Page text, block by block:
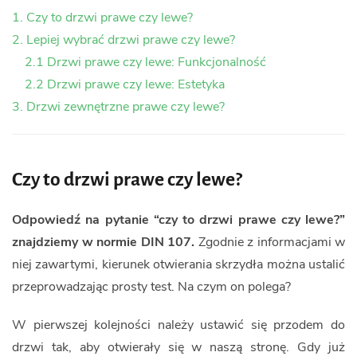
1. Czy to drzwi prawe czy lewe?
2. Lepiej wybrać drzwi prawe czy lewe?
2.1 Drzwi prawe czy lewe: Funkcjonalność
2.2 Drzwi prawe czy lewe: Estetyka
3. Drzwi zewnętrzne prawe czy lewe?
Czy to drzwi prawe czy lewe?
Odpowiedź na pytanie “czy to drzwi prawe czy lewe?”
znajdziemy w normie DIN 107. Zgodnie z informacjami w
niej zawartymi, kierunek otwierania skrzydła można ustalić
przeprowadzając prosty test. Na czym on polega?
W pierwszej kolejności należy ustawić się przodem do
drzwi tak, aby otwierały się w naszą stronę. Gdy już